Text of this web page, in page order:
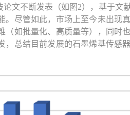
文不断发表（如图2），基于文
尽管如此，市场上至今未出现
如批量化、高质量等），同时
总结目前发展的石墨烯基传感